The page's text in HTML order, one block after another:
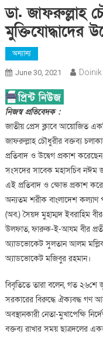
ডা. জাফরুল্লাহ
মুক্তিযোদ্ধাদের
অন্যান্য
June 30, 2021
নিজস্ব প্রতিবেদক :
জাতীয় প্রেস ক্লাবে আয়োজিত একটি
জাফরুল্লাহ চৌধুরীর বক্তব্য
প্রতিবাদ ও উদ্বেগ প্রকাশ
সংসদের সাবেক মহাসচিব নঈম
এই প্রতিবাদ ও ক্ষোভ প্রকাশ
অন্যতম শরীক বাংলাদেশ কল্যাণ
(অব.) সৈয়দ মুহাম্মদ ইবরাহিম
উলফাত, ফারুক-ই-আযম বীর
অ্যাডভোকেট সুলতান আলম
অ্যাডভোকেট মজিবুর রহমান।
বিবৃতিতে তারা বলেন, গত ২৬শে
সরকারের বিরুদ্ধে ঐক্যবদ্ধ গণ
অবস্থানকারী নেতা-মুখাপেক্ষি
বক্তব্য রাখার সময় ছাত্রদলের